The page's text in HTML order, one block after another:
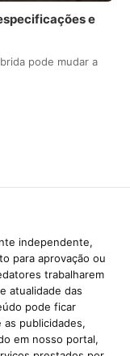
e
pode mudar a
independente,
para aprovação ou
trabalharem
atualidade das
pode ficar
as publicidades,
em nosso portal,